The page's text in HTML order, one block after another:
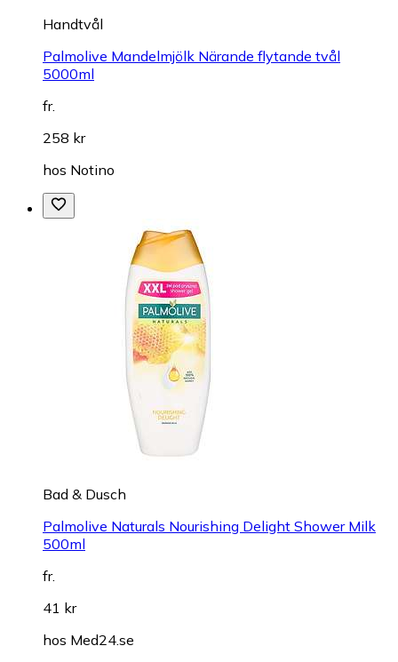
Handtvål
Palmolive Mandelmjölk Närande flytande tvål
5000ml
fr.
258 kr
hos Notino
Bad & Dusch
Palmolive Naturals Nourishing Delight Shower Milk
500ml
fr.
41 kr
hos Med24.se